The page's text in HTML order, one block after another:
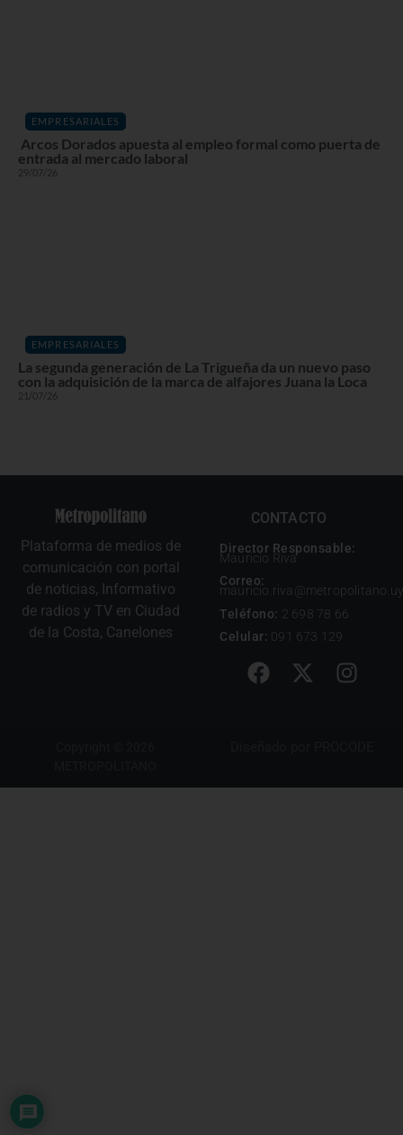
EMPRESARIALES
Arcos Dorados apuesta al empleo formal como puerta de
entrada al mercado laboral
29/07/26
EMPRESARIALES
La segunda generación de La Trigueña da un nuevo paso
con la adquisición de la marca de alfajores Juana la Loca
21/07/26
Plataforma de medios de
comunicación con portal
de noticias, Informativo
de radios y TV en Ciudad
de la Costa, Canelones
CONTACTO
Director Responsable:
Mauricio Riva
Correo:
mauricio.riva@metropolitano.uy
Teléfono: 2 698 78 66
Celular: 091 673 129